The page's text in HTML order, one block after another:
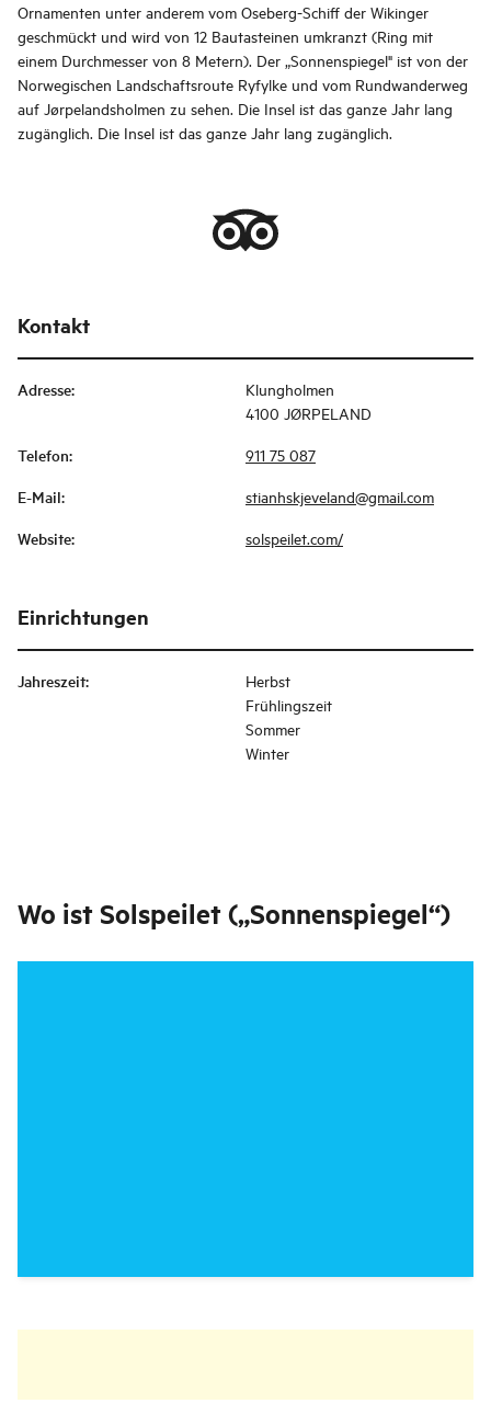
Ornamenten unter anderem vom Oseberg-Schiff der Wikinger
geschmückt und wird von 12 Bautasteinen umkranzt (Ring mit
einem Durchmesser von 8 Metern). Der „Sonnenspiegel" ist von der
Norwegischen Landschaftsroute Ryfylke und vom Rundwanderweg
auf Jørpelandsholmen zu sehen. Die Insel ist das ganze Jahr lang
zugänglich. Die Insel ist das ganze Jahr lang zugänglich.
Kontakt
Adresse:
Klungholmen
4100 JØRPELAND
Telefon: 911 75 087
E-Mail: stianhskjeveland@gmail.com
Website: solspeilet.com/
Einrichtungen
Jahreszeit:
Herbst
Frühlingszeit
Sommer
Winter
Wo ist Solspeilet („Sonnenspiegel“)